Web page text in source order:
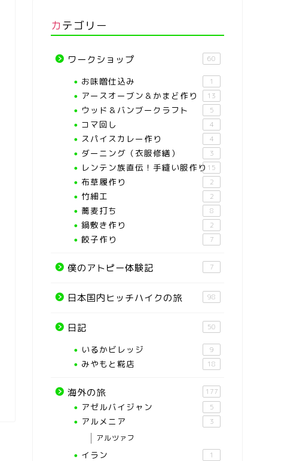
カテゴリー
ワークショップ 60
お味噌仕込み 1
アースオーブン＆かまど作り 13
ウッド＆バンブークラフト 5
コマ回し 4
スパイスカレー作り 4
ダーニング（衣服修繕） 3
レンテン族直伝！手縫い服作り 15
布草履作り 2
竹細工 2
蕎麦打ち 8
鍋敷き作り 2
餃子作り 7
僕のアトピー体験記 7
日本国内ヒッチハイクの旅 98
日記 50
いるかビレッジ 9
みやもと糀店 18
海外の旅 177
アゼルバイジャン 5
アルメニア 3
アルツァフ
イラン 1